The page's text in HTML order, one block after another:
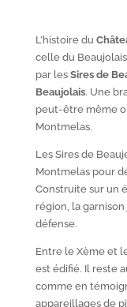
L’histoire du
celle du
par les Sires de
Beaujolais. Une
peut-être même
Montmelas.
Les Sires de
Montmelas pour
Construite sur un
région, la
défense.
Entre le Xèmeet
est édifié. Il reste
comme en
appareillages de